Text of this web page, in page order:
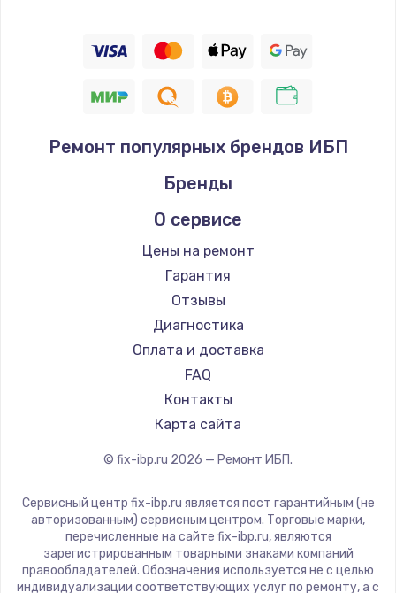
Ремонт популярных брендов ИБП
Бренды
О сервисе
Цены на ремонт
Гарантия
Отзывы
Диагностика
Оплата и доставка
FAQ
Контакты
Карта сайта
© fix-ibp.ru 2026 — Ремонт ИБП.
Сервисный центр fix-ibp.ru является пост гарантийным (не
авторизованным) сервисным центром. Торговые марки,
перечисленные на сайте fix-ibp.ru, являются
зарегистрированным товарными знаками компаний
правообладателей. Обозначения используется не с целью
индивидуализации соответствующих услуг по ремонту, а с